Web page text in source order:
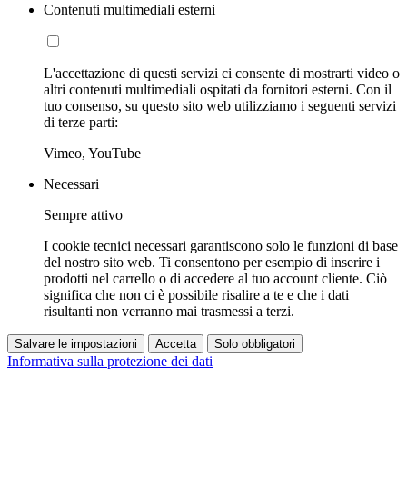
Contenuti multimediali esterni
L'accettazione di questi servizi ci consente di mostrarti video o
altri contenuti multimediali ospitati da fornitori esterni. Con il
tuo consenso, su questo sito web utilizziamo i seguenti servizi
di terze parti:
Vimeo, YouTube
Necessari
Sempre attivo
I cookie tecnici necessari garantiscono solo le funzioni di base
del nostro sito web. Ti consentono per esempio di inserire i
prodotti nel carrello o di accedere al tuo account cliente. Ciò
significa che non ci è possibile risalire a te e che i dati
risultanti non verranno mai trasmessi a terzi.
Salvare le impostazioni Accetta Solo obbligatori
Informativa sulla protezione dei dati